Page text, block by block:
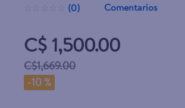
(0) Comentarios
C$ 1,500.00
C$1,669.00
-10 %